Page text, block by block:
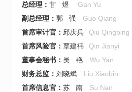
总经理： 甘 煜
Gan Yu
副总经理： 郭 强
Guo Qiang
首席审计官： 邱庆兵
Qiu Qingbing
首席风险官： 覃建祎
Qin Jianyi
董事会秘书： 吴 艳
Wu Yan
财务总监： 刘晓斌
Liu Xiaobin
首席信息官： 苏 南
Su Nan